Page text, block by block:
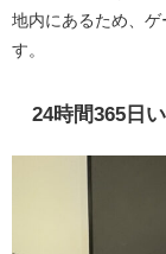
地内にあるため、
す。
24時間365日